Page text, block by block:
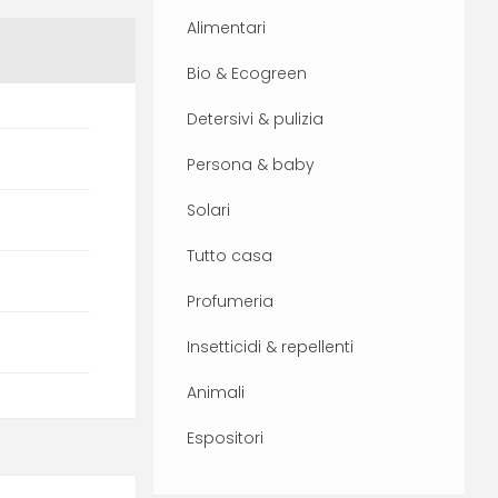
Alimentari
Bio & Ecogreen
Detersivi & pulizia
Persona & baby
Solari
Tutto casa
Profumeria
Insetticidi & repellenti
Animali
Espositori